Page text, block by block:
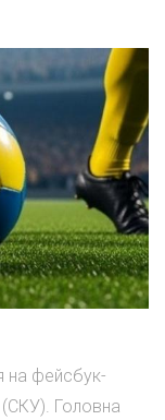
на фейсбук-
(СКУ). Головна